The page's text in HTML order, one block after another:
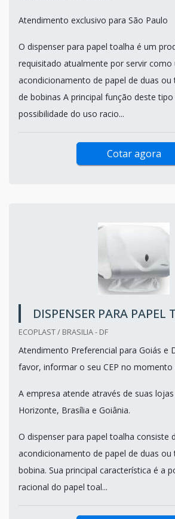
Atendimento exclusivo para São Paulo
O dispenser para papel toalha é um
requisitado atualmente por servir como
acondicionamento de papel de duas ou
de bobinas A principal função deste
possibilidade do uso racio...
Cotar agora
DISPENSER PARA PAPEL
ECOPLAST / BRASILIA - DF
Atendimento Preferencial para Goiás e
favor, informar o seu CEP no
A empresa atende através de suas
Horizonte, Brasília e Goiânia.
O dispenser para papel toalha consiste
acondicionamento de papel de duas
bobina. Sua principal característica é a
racional do papel toal...